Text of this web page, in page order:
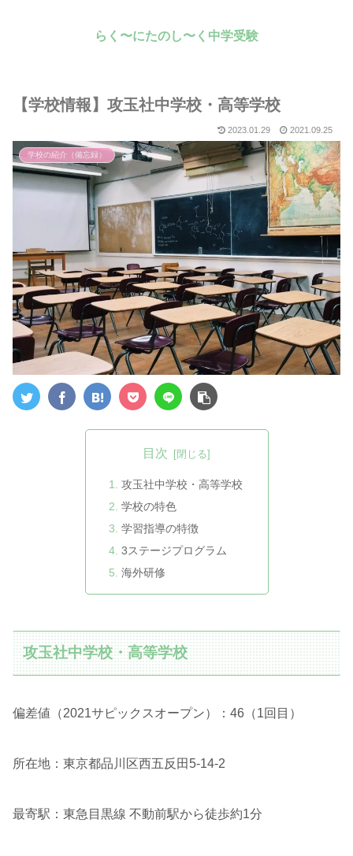
らく〜にたのし〜く中学受験
【学校情報】攻玉社中学校・高等学校
2023.01.29 2021.09.25
学校の紹介（備忘録）
目次
攻玉社中学校・高等学校
学校の特色
学習指導の特徴
3ステージプログラム
海外研修
攻玉社中学校・高等学校
偏差値（2021サピックスオープン）：46（1回目）
所在地：東京都品川区西五反田5-14-2
最寄駅：東急目黒線 不動前駅から徒歩約1分